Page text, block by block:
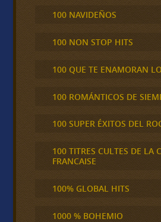
100 NAVIDEÑOS
100 NON STOP HITS
100 QUE TE ENAMORAN
100 ROMÁNTICOS DE
100 SUPER ÉXITOS DEL
100 TITRES CULTES DE LA
FRANCAISE
100% GLOBAL HITS
1000 % BOHEMIO